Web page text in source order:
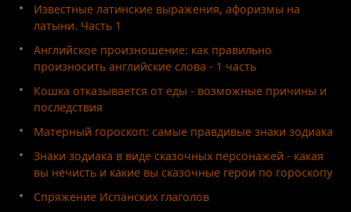
Известные латинские выражения, афоризмы на
латыни. Часть 1
Английское произношение: как правильно
произносить английские слова - 1 часть
Кошка отказывается от еды - возможные причины и
последствия
Матерный гороскоп: самые правдивые знаки зодиака
Знаки зодиака в виде сказочных персонажей - какая
вы нечисть и какие вы сказочные герои по гороскопу
Спряжение Испанских глаголов